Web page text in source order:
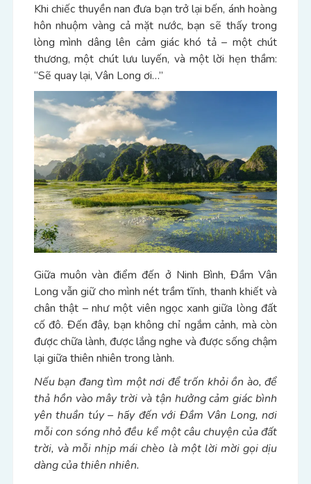
Khi chiếc thuyền nan đưa bạn trở lại bến, ánh hoàng
hôn nhuộm vàng cả mặt nước, bạn sẽ thấy trong
lòng mình dâng lên cảm giác khó tả – một chút
thương, một chút lưu luyến, và một lời hẹn thầm:
“Sẽ quay lại, Vân Long ơi…”
Giữa muôn vàn điểm đến ở Ninh Bình, Đầm Vân
Long vẫn giữ cho mình nét trầm tĩnh, thanh khiết và
chân thật – như một viên ngọc xanh giữa lòng đất
cố đô. Đến đây, bạn không chỉ ngắm cảnh, mà còn
được chữa lành, được lắng nghe và được sống chậm
lại giữa thiên nhiên trong lành.
Nếu bạn đang tìm một nơi để trốn khỏi ồn ào, để
thả hồn vào mây trời và tận hưởng cảm giác bình
yên thuần túy – hãy đến với Đầm Vân Long, nơi
mỗi con sóng nhỏ đều kể một câu chuyện của đất
trời, và mỗi nhịp mái chèo là một lời mời gọi dịu
dàng của thiên nhiên.